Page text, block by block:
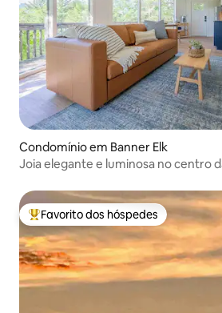
Condomínio em Banner Elk
Joia elegante e luminosa no centro
Favoritos dos hóspedes mais
Favorito dos hóspedes